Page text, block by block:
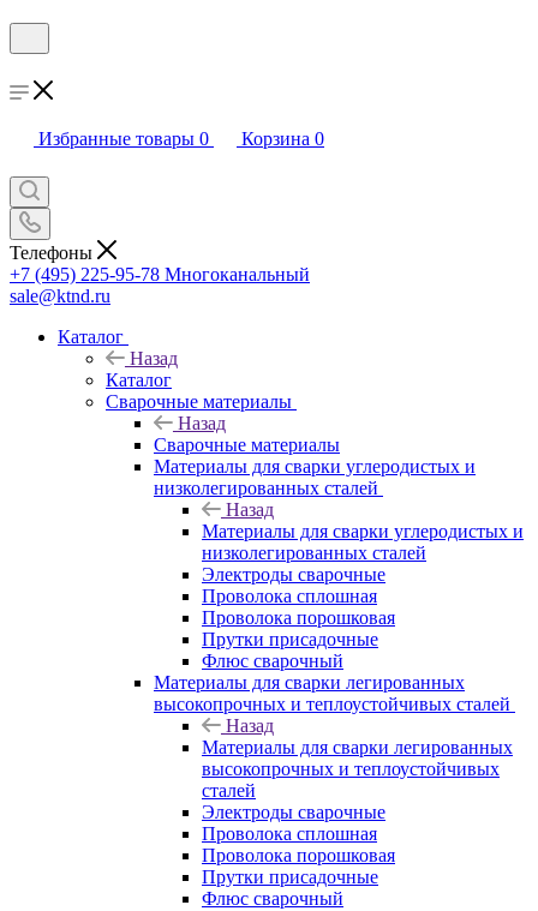
Избранные товары 0 Корзина 0
Телефоны
+7 (495) 225-95-78 Многоканальный
sale@ktnd.ru
Каталог
Назад
Каталог
Сварочные материалы
Назад
Сварочные материалы
Материалы для сварки углеродистых и
низколегированных сталей
Назад
Материалы для сварки углеродистых и
низколегированных сталей
Электроды сварочные
Проволока сплошная
Проволока порошковая
Прутки присадочные
Флюс сварочный
Материалы для сварки легированных
высокопрочных и теплоустойчивых сталей
Назад
Материалы для сварки легированных
высокопрочных и теплоустойчивых
сталей
Электроды сварочные
Проволока сплошная
Проволока порошковая
Прутки присадочные
Флюс сварочный